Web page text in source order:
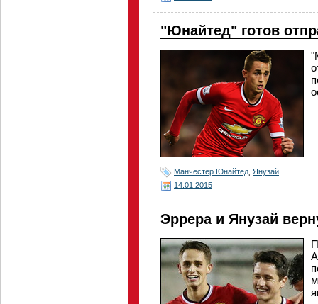
"Юнайтед" готов
Манчестер Юнайтед Янузай
14.01.2015
Эррера и Янузай